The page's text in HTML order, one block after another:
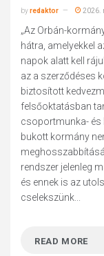
byredaktor 2026.
„Az Orbán-
hátra, amelyekkel
napok alatt kell
az a szerződéses
biztosított
felsőoktatásban
csoportmunka- és
bukott kormány
rendszer jelenleg
és ennek is az
cselekszünk...
READ MORE